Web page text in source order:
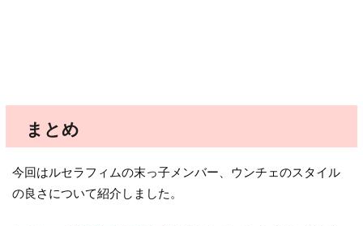
まとめ
今回はルセラフィムの末っ子メンバー、ウンチェのスタイル
の良さについて紹介しました。